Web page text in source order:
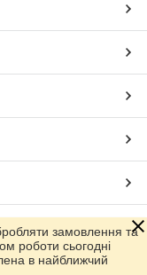
замовлення та
роботи сьогодні
в найближчий